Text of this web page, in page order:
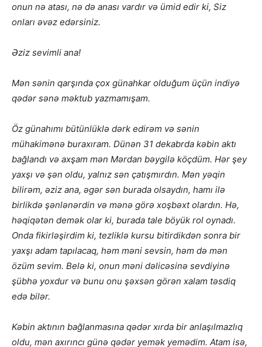
onun nə atası, nə də anası vardır və ümid edir ki, Siz
onları əvəz edərsiniz.
Əziz sevimli ana!
Mən sənin qarşında çox günahkar olduğum üçün indiyə
qədər sənə məktub yazmamışam.
Öz günahımı bütünlüklə dərk edirəm və sənin
mühakimənə buraxıram. Dünən 31 dekabrda kəbin aktı
bağlandı və axşam mən Mərdan bəygilə köçdüm. Hər şey
yaxşı və şən oldu, yalnız sən çatışmırdın. Mən yəqin
bilirəm, əziz ana, əgər sən burada olsaydın, hamı ilə
birlikdə şənlənərdin və mənə görə xoşbəxt olardın. Hə,
həqiqətən demək olar ki, burada tale böyük rol oynadı.
Onda fikirləşirdim ki, tezliklə kursu bitirdikdən sonra bir
yaxşı adam tapılacaq, həm məni sevsin, həm də mən
özüm sevim. Belə ki, onun məni dəlicəsinə sevdiyinə
şübhə yoxdur və bunu onu şəxsən görən xalam təsdiq
edə bilər.
Kəbin aktının bağlanmasına qədər xırda bir anlaşılmazlıq
oldu, mən axırıncı günə qədər yemək yemədim. Atam isə,